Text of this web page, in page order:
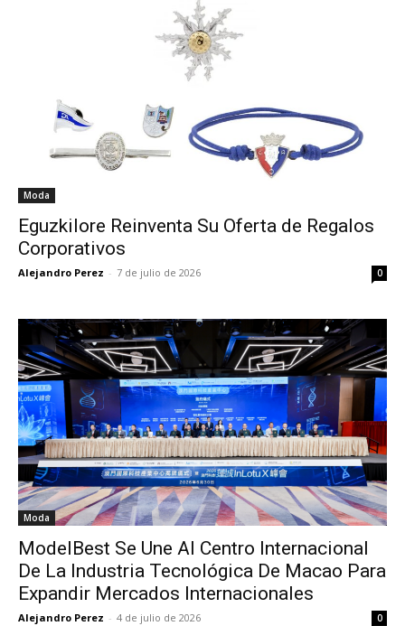
Moda
Eguzkilore Reinventa Su Oferta de Regalos
Corporativos
Alejandro Perez - 7 de julio de 2026 0
Moda
ModelBest Se Une Al Centro Internacional
De La Industria Tecnológica De Macao Para
Expandir Mercados Internacionales
Alejandro Perez - 4 de julio de 2026 0